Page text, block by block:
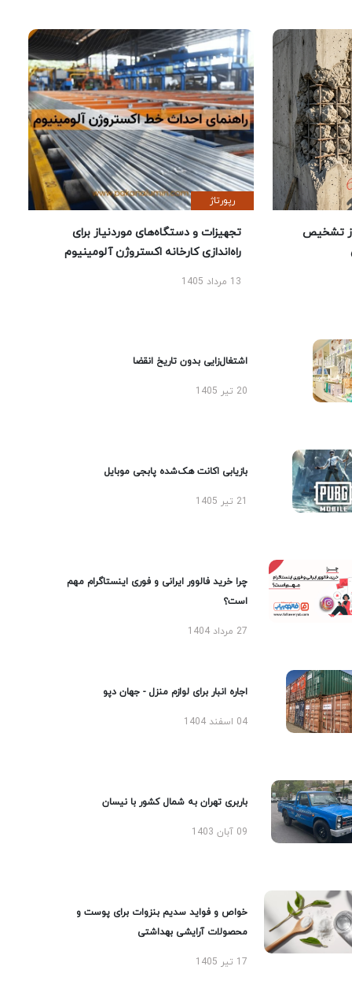
تشخیص
رپورتاژ
تجهیزات و دستگاه‌های موردنیاز برای
راه‌اندازی کارخانه اکستروژن آلومینیوم
13 مرداد 1405
اشتغال‌زایی بدون تاریخ انقضا
20 تیر 1405
بازیابی اکانت هک‌شده پابجی موبایل
چرا خرید فالوور ایرانی و فوری اینستاگرام مهم
است؟
27 مرداد 1404
اجاره انبار برای لوازم منزل - جهان دپو
04 اسفند 1404
باربری تهران به شمال کشور با نیسان
09 آبان 1403
خواص و فواید سدیم بنزوات برای پوست و
محصولات آرایشی بهداشتی
17 تیر 1405